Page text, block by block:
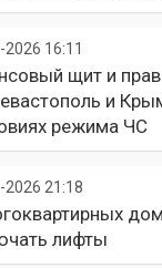
16:11
щит и
и
режима ЧС
2026 21:18
лифты